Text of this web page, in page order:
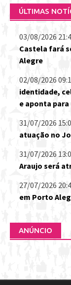
ÚLTIMAS
03/08/2026
Castela fará
Alegre
02/08/2026
identidade,
e aponta
31/07/2026
atuação no
31/07/2026
Araujo será
27/07/2026
em Porto
ANÚNCIO